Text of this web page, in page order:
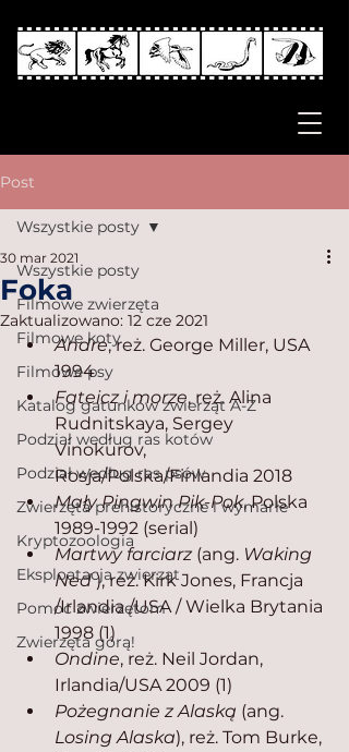
Post
Wszystkie posty
Filmowe zwierzęta
Filmowe koty
Filmowe psy
Katalog gatunków zwierząt A-Z
Podział według ras kotów
Podział według ras psów
Zwierzęta prehistoryczne i wymarłe
Kryptozoologia
Eksploatacja zwierząt
Pomoc zwierzętom
Zwierzęta górą!
Wszystkie posty
Foka
30 mar 2021
Zaktualizowano: 12 cze 2021
Andre, reż. George Miller, USA
1994
Fateicz i morze, reż. Alina
Rudnitskaya, Sergey
Vinokurov,
Rosja/Polska/Finlandia 2018
Mały Pingwin Pik-Pok, Polska
1989-1992 (serial)
Martwy farciarz (ang. Waking
Ned ), reż. Kirk Jones, Francja
/Irlandia /USA / Wielka Brytania
1998 (1)
Ondine, reż. Neil Jordan,
Irlandia/USA 2009 (1)
Pożegnanie z Alaską (ang.
Losing Alaska), reż. Tom Burke,